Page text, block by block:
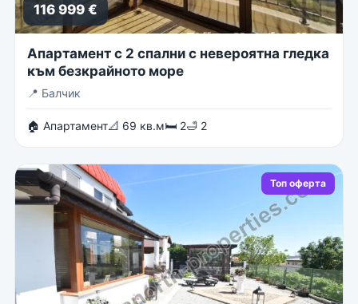
116 999 €
Апартамент с 2 спални с невероятна гледка
към безкрайното море
📍 Балчик
🏠 Апартамент📐 69 кв.м🛏 2🛁 2
Топ оферта